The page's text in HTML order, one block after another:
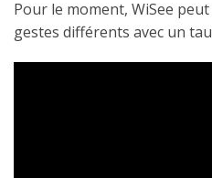
Pour le moment, WiSee
gestes différents avec un